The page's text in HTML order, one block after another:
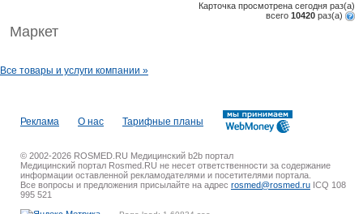
Карточка просмотрена сегодня раз(a)
всего 10420 раз(a)
Маркет
Все товары и услуги компании »
Реклама О нас Тарифные планы
© 2002-2026 ROSMED.RU Медицинский b2b портал
Медицинский портал Rosmed.RU не несет ответственности за содержание
информации оставленной рекламодателями и посетителями портала.
Все вопросы и предложения присылайте на адрес rosmed@rosmed.ru ICQ 108
995 521